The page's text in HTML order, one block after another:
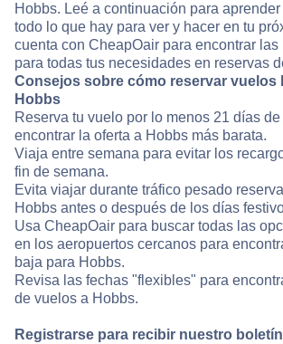
Hobbs. Leé a continuación para
todo lo que hay para ver y hacer en tu
cuenta con CheapOair para encontrar las
para todas tus necesidades en reservas
Consejos sobre cómo reservar vuelos
Hobbs
Reserva tu vuelo por lo menos 21 días
encontrar la oferta a Hobbs más barata.
Viaja entre semana para evitar los
fin de semana.
Evita viajar durante tráfico pesado
Hobbs antes o después de los días
Usa CheapOair para buscar todas las
en los aeropuertos cercanos para
baja para Hobbs.
Revisa las fechas "flexibles" para
de vuelos a Hobbs.
Registrarse para recibir nuestro